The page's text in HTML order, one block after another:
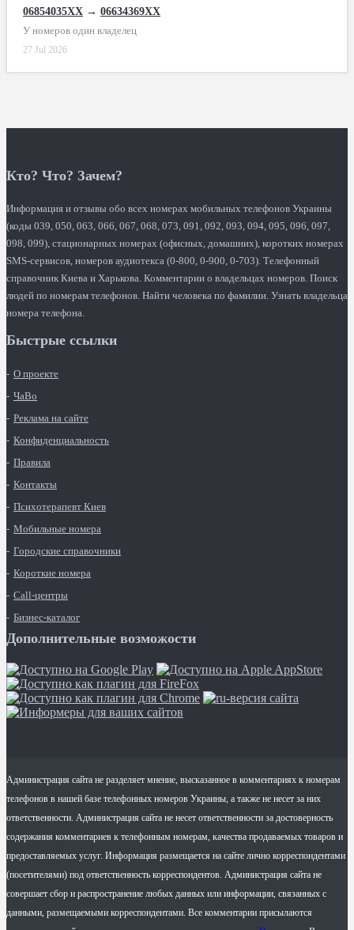
06854035XX → 06634369XX
У номеров один владелец
27 Jul 2026
Кто? Что? Зачем?
Информация и отзывы обо всех номерах мобильных телефонов Украины
(коды 039, 050, 063, 066, 067, 068, 073, 091, 092, 093, 094, 095, 096, 097,
098, 099), стационарных номерах (офисных, домашних), коротких номерах
SMS-сервисов, номеров аудиотекса (0-800, 0-900, 0-703). Телефонный
справочник Киева и Харькова. Комментарии о владельцах номеров. Поиск
людей по номерам телефонов. Найти человека по фамилии. Узнать владельца
номера телефона.
Быстрые ссылки
О проекте
ЧаВо
Реклама на сайте
Конфиденциальность
Правила
Контакты
Психотерапевт Киев
Мобильные номера
Городские справочники
Короткие номера
Call-центры
Бизнес-каталог
Дополнительные возможости
Администрация сайта не разделяет мнение, высказанное в комментариях к номерам
телефонов в нашей базе телефонных номеров Украины, а также не несет за них
ответственности. Администрация сайта не несет ответственности за достоверность
содержания комментариев к телефонным номерам, качества продаваемых товаров и
предоставляемых услуг. Информация размещается на сайте лично корреспондентами
(посетителями) под ответственность корреспондентов. Администрация сайта не
совершает сбор и распространение любых данных или информации, связанных с
данными, размещаемыми корреспондентами. Все комментарии присылаются